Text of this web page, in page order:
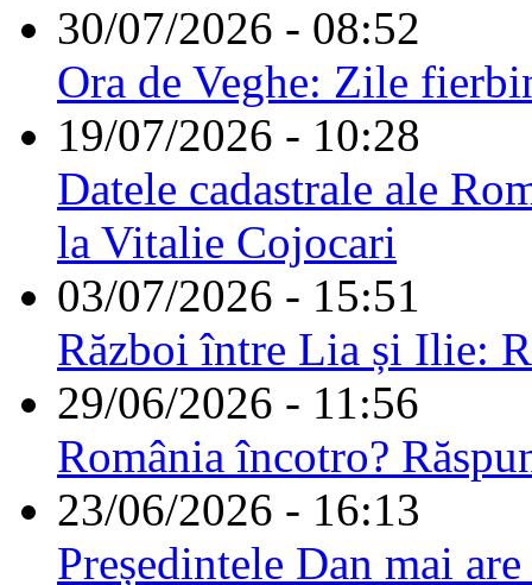
30/07/2026 - 08:52
Ora de Veghe: Zile
19/07/2026 - 10:28
Datele cadastrale ale
la Vitalie Cojocari
03/07/2026 - 15:51
Război între Lia și Ilie:
29/06/2026 - 11:56
România încotro?
23/06/2026 - 16:13
Președintele Dan mai